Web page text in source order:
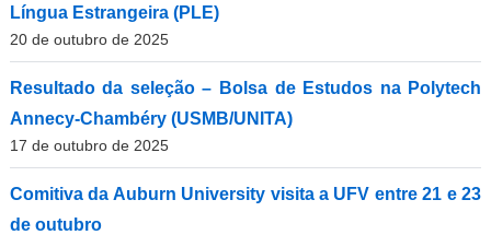
Língua Estrangeira (PLE)
20 de outubro de 2025
Resultado da seleção – Bolsa de Estudos na Polytech
Annecy-Chambéry (USMB/UNITA)
17 de outubro de 2025
Comitiva da Auburn University visita a UFV entre 21 e 23
de outubro